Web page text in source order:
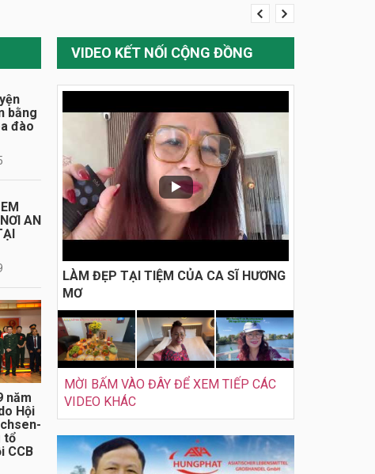
bằng
đào
AN
năm
Hội
tổ
CCB
VIDEO KẾT NỐI CỘNG ĐỒNG
LÀM ĐẸP TẠI TIỆM CỦA CA SĨ HƯƠNG
MƠ
MỜI BẤM VÀO ĐÂY ĐỂ XEM TIẾP CÁC
VIDEO KHÁC